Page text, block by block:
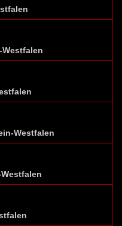
Westfalen
Westfalen